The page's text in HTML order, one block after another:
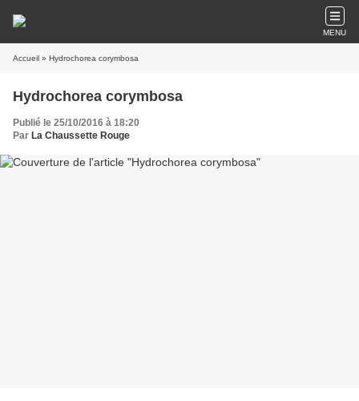
MENU
Accueil » Hydrochorea corymbosa
Hydrochorea corymbosa
Publié le 25/10/2016 à 18:20
Par La Chaussette Rouge